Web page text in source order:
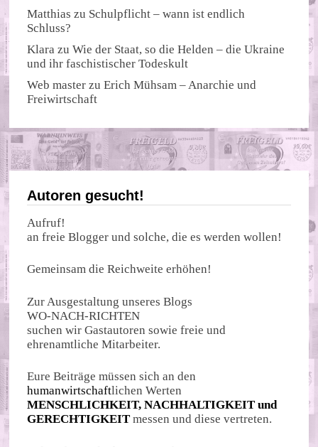
Matthias zu Schulpflicht – wann ist endlich
Schluss?
Klara zuWie der Staat, so die Helden – die Ukraine
und ihr faschistischer Todeskult
Web master zuErich Mühsam – Anarchie und
Freiwirtschaft
Autoren gesucht!
Aufruf!
an freie Blogger und solche, die es werden wollen!
Gemeinsam die Reichweite erhöhen!
Zur Ausgestaltung unseres Blogs
WO-NACH-RICHTEN
suchen wir Gastautoren sowie freie und
ehrenamtliche Mitarbeiter.
Eure Beiträge müssen sich an den
humanwirtschaftlichen Werten
MENSCHLICHKEIT, NACHHALTIGKEIT und
GERECHTIGKEIT messen und diese vertreten.